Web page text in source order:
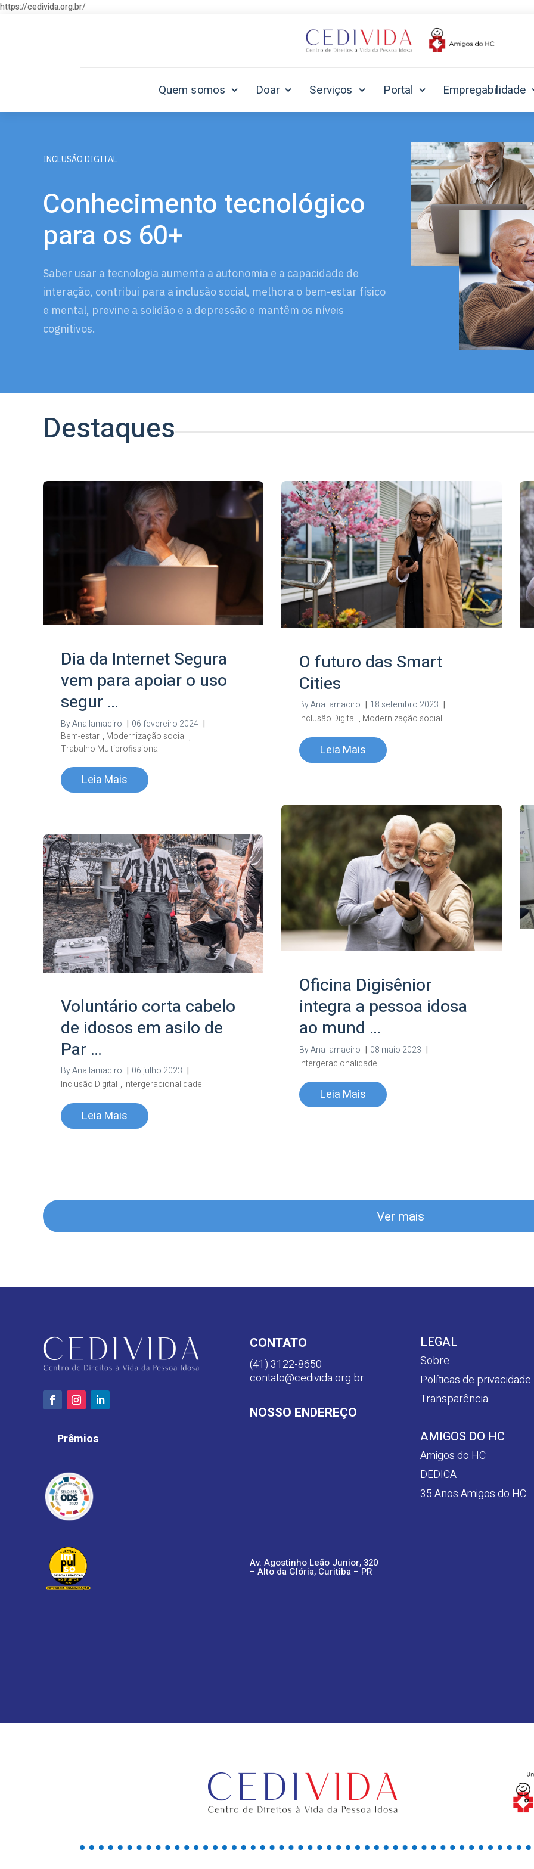
https://cedivida.org.br/
Quem somos Doar Serviços Portal Empregabilidade
INCLUSÃO DIGITAL
Conhecimento tecnológico
para os 60+
Saber usar a tecnologia aumenta a autonomia e a capacidade de
interação, contribui para a inclusão social, melhora o bem-estar físico
e mental, previne a solidão e a depressão e mantêm os níveis
cognitivos.
Destaques
Dia da Internet Segura
vem para apoiar o uso
segur …
ByAna Iamaciro | 06 fevereiro 2024 |
Bem-estar , Modernização social ,
Trabalho Multiprofissional
Leia Mais
O futuro das Smart
Cities
ByAna Iamaciro | 18 setembro 2023 |
Inclusão Digital , Modernização social
Leia Mais
Voluntário corta cabelo
de idosos em asilo de
Par …
ByAna Iamaciro | 06 julho 2023 |
Inclusão Digital , Intergeracionalidade
Leia Mais
Oficina Digisênior
integra a pessoa idosa
ao mund …
ByAna Iamaciro | 08 maio 2023 |
Intergeracionalidade
Leia Mais
Ver mais
Prêmios
CONTATO
(41) 3122-8650
contato@cedivida.org.br
NOSSO ENDEREÇO
Av. Agostinho Leão Junior, 320
– Alto da Glória, Curitiba – PR
LEGAL
Sobre
Políticas de privacidade
Transparência
AMIGOS DO HC
Amigos do HC
DEDICA
35 Anos Amigos do HC